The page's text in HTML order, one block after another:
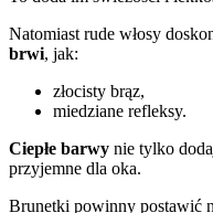
Natomiast rude włosy
brwi, jak:
złocisty brąz,
miedziane refleksy.
Ciepłe barwy nie tylko
przyjemne dla oka.
Brunetki powinny postawić